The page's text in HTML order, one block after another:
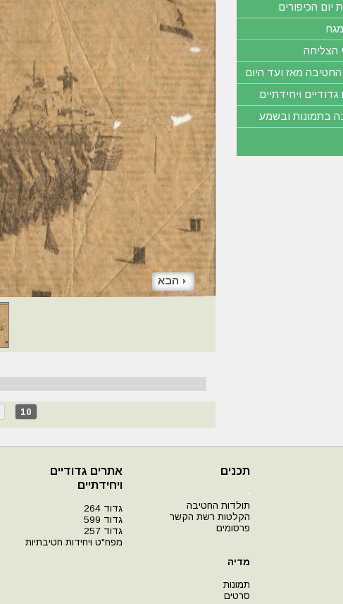
הבא
10
יום הכיפורים
הצליחה
החטיבה מאז ועד היום
ויחידתיים
בתמונות ובשמע
תכנים
י
תולדות החטיבה
הקלטות רשת הקשר
פרסומים
מדיה
תמונות
סרטים
אתרים גדודיים
ויחידתיים
גדוד 264
גדוד 599
גדוד 257
מפח"ט ויחידות חטיבתיות